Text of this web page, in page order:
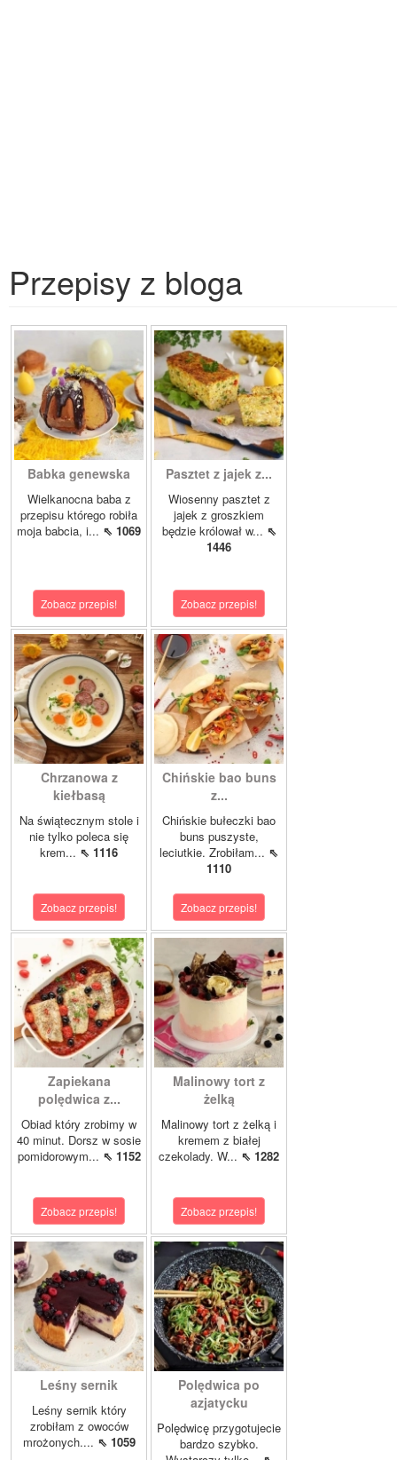
Przepisy z bloga
Babka genewska
Wielkanocna baba z
przepisu którego robiła
moja babcia, i... ⇖ 1069
Zobacz przepis!
Pasztet z jajek z...
Wiosenny pasztet z
jajek z groszkiem
będzie królował w... ⇖
1446
Zobacz przepis!
Chrzanowa z
kiełbasą
Na świątecznym stole i
nie tylko poleca się
krem... ⇖ 1116
Zobacz przepis!
Chińskie bao buns
z...
Chińskie bułeczki bao
buns puszyste,
leciutkie. Zrobiłam... ⇖
1110
Zobacz przepis!
Zapiekana
polędwica z...
Obiad który zrobimy w
40 minut. Dorsz w sosie
pomidorowym... ⇖ 1152
Zobacz przepis!
Malinowy tort z
żelką
Malinowy tort z żelką i
kremem z białej
czekolady. W... ⇖ 1282
Zobacz przepis!
Leśny sernik
Leśny sernik który
zrobiłam z owoców
mrożonych.... ⇖ 1059
Polędwica po
azjatycku
Polędwicę przygotujecie
bardzo szybko.